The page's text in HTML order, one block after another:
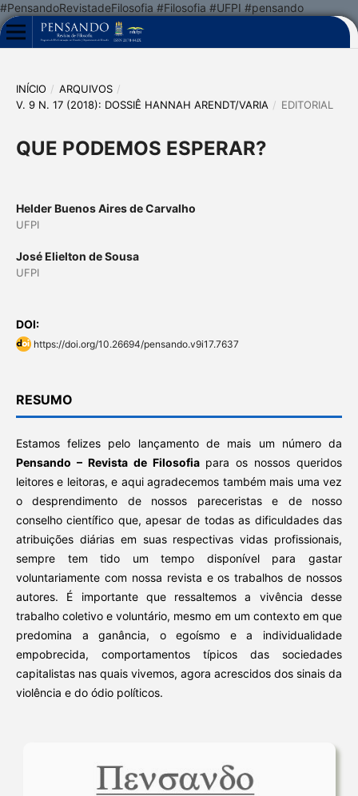
#PensandoRevistadeFilosofia #Filosofia #UFPI #pensando
INÍCIO / ARQUIVOS /
V. 9 N. 17 (2018): DOSSIÊ HANNAH ARENDT/VARIA / EDITORIAL
QUE PODEMOS ESPERAR?
Helder Buenos Aires de Carvalho
UFPI
José Elielton de Sousa
UFPI
DOI:
https://doi.org/10.26694/pensando.v9i17.7637
RESUMO
Estamos felizes pelo lançamento de mais um número da
Pensando – Revista de Filosofiapara os nossos queridos
leitores e leitoras, e aqui agradecemos também mais uma vez
o desprendimento de nossos pareceristas e de nosso
conselho científico que, apesar de todas as dificuldades das
atribuições diárias em suas respectivas vidas profissionais,
sempre tem tido um tempo disponível para gastar
voluntariamente com nossa revista e os trabalhos de nossos
autores. É importante que ressaltemos a vivência desse
trabalho coletivo e voluntário, mesmo em um contexto em que
predomina a ganância, o egoísmo e a individualidade
empobrecida, comportamentos típicos das sociedades
capitalistas nas quais vivemos, agora acrescidos dos sinais da
violência e do ódio políticos.